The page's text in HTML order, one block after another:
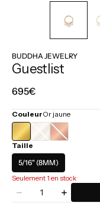
BUDDHA JEWELRY
Guestlist
Prix
695€
CouleurOr jaune
OR
OR
Taille
5/16" (8MM)
Seulement 1 en stock
Diminuer
Quantité